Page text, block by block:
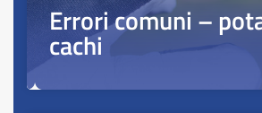
Errori comuni –
cachi